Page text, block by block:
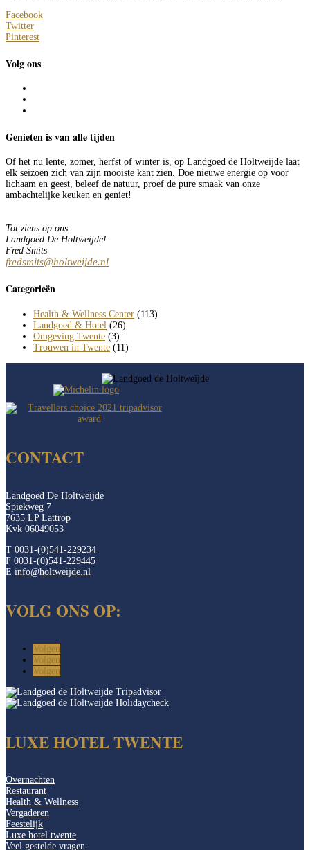
Facebook
Twitter
Pinterest
Volg ons
Genieten is van alle tijden
Of het nu lente, zomer, herfst of winter is, op Landgoed de Holtweijde laat
elk seizoen zich van zijn mooiste kant zien. Doe nieuwe energie op voor
lichaam en geest, beleef de natuur, proef de pure smaak van onze
ambachtelijke keuken en geniet!
Tot ziens op ons
Landgoed De Holtweijde!
Fred Smits
fredsmits@holtweijde.nl
Categorieën
Health & Wellness Center (113)
Landgoed & Hotel (26)
Omgeving Twente (3)
Trouwen in Twente (11)
CONTACT
Landgoed De Holtweijde
Spiekweg 7
7635 LP Lattrop
Kvk 06049053
T 0031-(0)541-229234
F 0031-(0)541-229445
E info@holtweijde.nl
VOLG ONS OP:
Volgen
Volgen
Volgen
LUXE HOTEL TWENTE
Overnachten
Restaurant
Health & Wellness
Vergaderen
Feestelijk
Luxe hotel twente
Veel gestelde vragen